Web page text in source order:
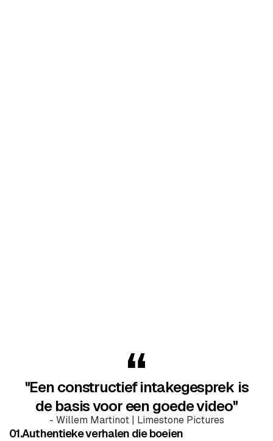
"Een constructief intakegesprek is
de basis voor een goede video"
- Willem Martinot | Limestone Pictures
01.Authentieke verhalen die boeien